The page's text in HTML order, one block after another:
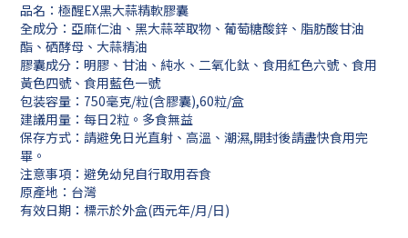
品名：極醒EX黑大蒜精軟膠囊
全成分：亞麻仁油、黑大蒜萃取物、葡萄糖酸鋅、脂肪酸甘油
酯、硒酵母、大蒜精油
膠囊成分：明膠、甘油、純水、二氧化鈦、食用紅色六號、食用
黃色四號、食用藍色一號
包装容量：750毫克/粒(含膠囊),60粒/盒
建議用量：每日2粒。多食無益
保存方式：請避免日光直射、高溫、潮濕,開封後請盡快食用完
畢。
注意事項：避免幼兒自行取用吞食
原產地：台灣
有效日期：標示於外盒(西元年/月/日)